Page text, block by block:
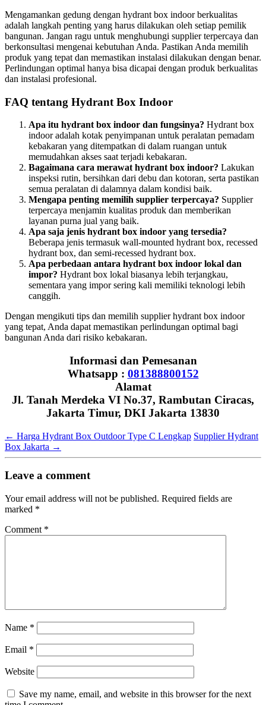
Mengamankan gedung dengan hydrant box indoor berkualitas
adalah langkah penting yang harus dilakukan oleh setiap pemilik
bangunan. Jangan ragu untuk menghubungi supplier terpercaya dan
berkonsultasi mengenai kebutuhan Anda. Pastikan Anda memilih
produk yang tepat dan memastikan instalasi dilakukan dengan benar.
Perlindungan optimal hanya bisa dicapai dengan produk berkualitas
dan instalasi profesional.
FAQ tentang Hydrant Box Indoor
Apa itu hydrant box indoor dan fungsinya? Hydrant box
indoor adalah kotak penyimpanan untuk peralatan pemadam
kebakaran yang ditempatkan di dalam ruangan untuk
memudahkan akses saat terjadi kebakaran.
Bagaimana cara merawat hydrant box indoor? Lakukan
inspeksi rutin, bersihkan dari debu dan kotoran, serta pastikan
semua peralatan di dalamnya dalam kondisi baik.
Mengapa penting memilih supplier terpercaya? Supplier
terpercaya menjamin kualitas produk dan memberikan
layanan purna jual yang baik.
Apa saja jenis hydrant box indoor yang tersedia?
Beberapa jenis termasuk wall-mounted hydrant box, recessed
hydrant box, dan semi-recessed hydrant box.
Apa perbedaan antara hydrant box indoor lokal dan
impor? Hydrant box lokal biasanya lebih terjangkau,
sementara yang impor sering kali memiliki teknologi lebih
canggih.
Dengan mengikuti tips dan memilih supplier hydrant box indoor
yang tepat, Anda dapat memastikan perlindungan optimal bagi
bangunan Anda dari risiko kebakaran.
Informasi dan Pemesanan
Whatsapp : 081388800152
Alamat
Jl. Tanah Merdeka VI No.37, Rambutan Ciracas,
Jakarta Timur, DKI Jakarta 13830
← Harga Hydrant Box Outdoor Type C Lengkap Supplier Hydrant
Box Jakarta →
Leave a comment
Your email address will not be published. Required fields are
marked *
Comment *
Name *
Email *
Website
Save my name, email, and website in this browser for the next